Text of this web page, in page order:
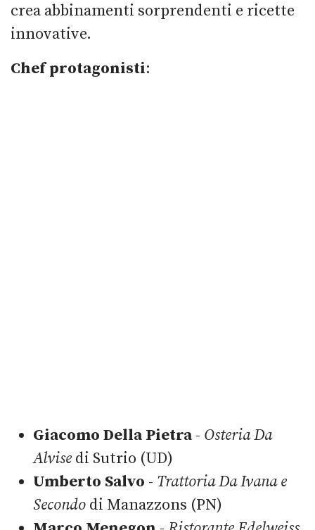
crea abbinamenti sorprendenti e ricette
innovative.
Chef protagonisti:
Giacomo Della Pietra- Osteria Da
Alvise di Sutrio (UD)
Umberto Salvo - Trattoria Da Ivana e
Secondo di Manazzons (PN)